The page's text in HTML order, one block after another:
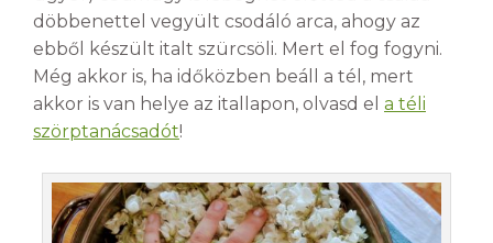
döbbenettel vegyült csodáló arca, ahogy az
ebből készült italt szürcsöli. Mert el fog fogyni.
Még akkor is, ha időközben beáll a tél, mert
akkor is van helye az itallapon, olvasd el a téli
szörptanácsadót!